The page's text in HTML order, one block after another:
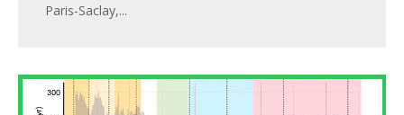
Paris-Saclay,...